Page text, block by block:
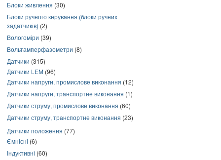
Блоки живлення (30)
Блоки ручного керування (блоки ручних
задатчиків) (2)
Вологоміри (39)
Вольтамперфазометри (8)
Датчики (315)
Датчики LEM (96)
Датчики напруги, промислове виконання (12)
Датчики напруги, транспортне виконання (1)
Датчики струму, промислове виконання (60)
Датчики струму, транспортне виконання (23)
Датчики положення (77)
Ємнісні (6)
Індуктивні (60)